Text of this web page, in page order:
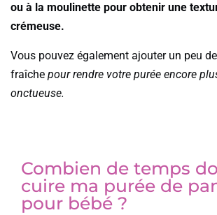
ou à la moulinette pour obtenir une
crémeuse.
Vous pouvez également ajouter un peu
fraîche pour rendre votre purée encore
onctueuse.
Combien de temps
cuire ma purée de
pour bébé ?